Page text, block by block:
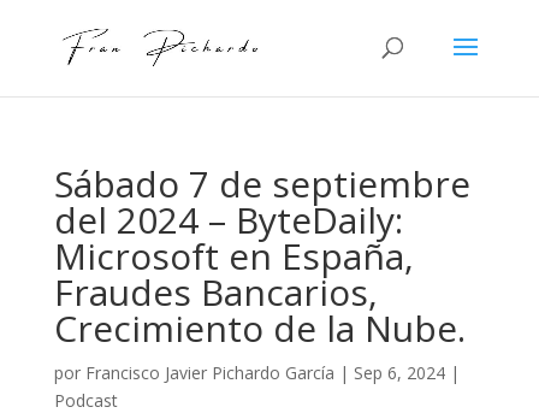
Sábado 7 de septiembre
del 2024 – ByteDaily:
Microsoft en España,
Fraudes Bancarios,
Crecimiento de la Nube.
por Francisco Javier Pichardo García | Sep 6, 2024|
Podcast